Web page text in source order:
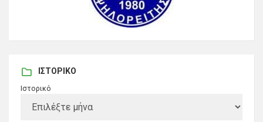
ΙΣΤΟΡΙΚΌ
Ιστορικό